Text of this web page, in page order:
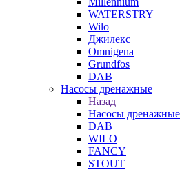
WATERSTRY
Wilo
Джилекс
Omnigena
Grundfos
DAB
Насосы дренажные
Назад
Насосы дренажные
DAB
WILO
FANCY
STOUT